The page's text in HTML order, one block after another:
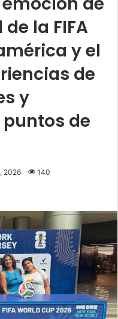
la FIFA
y el
de
y
de
2026 140